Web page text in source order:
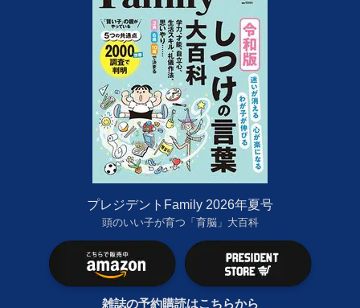
プレジデントFamily 2026年夏号
頭のいい子が育つ「育脳」大百科
雑誌の予約購読はこちらから